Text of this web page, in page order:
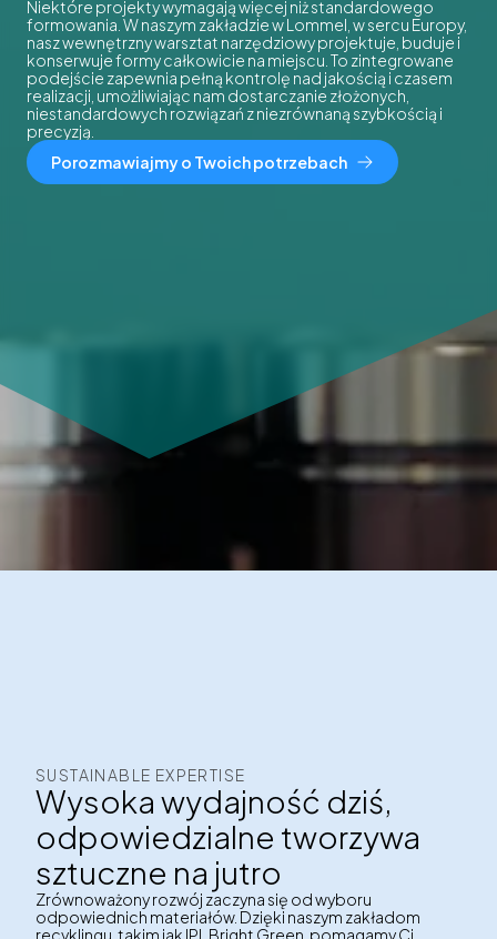
Niektóre projekty wymagają więcej niż standardowego
formowania. W naszym zakładzie w Lommel, w sercu Europy,
nasz wewnętrzny warsztat narzędziowy projektuje, buduje i
konserwuje formy całkowicie na miejscu. To zintegrowane
podejście zapewnia pełną kontrolę nad jakością i czasem
realizacji, umożliwiając nam dostarczanie złożonych,
niestandardowych rozwiązań z niezrównaną szybkością i
precyzją.
Porozmawiajmy o Twoich potrzebach
SUSTAINABLE EXPERTISE
Wysoka wydajność dziś,
odpowiedzialne tworzywa
sztuczne na jutro
Zrównoważony rozwój zaczyna się od wyboru
odpowiednich materiałów. Dzięki naszym zakładom
recyklingu, takim jak IPL Bright Green, pomagamy Ci